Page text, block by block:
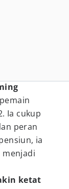
Ia cukup
peran
ia
menjadi
ketat